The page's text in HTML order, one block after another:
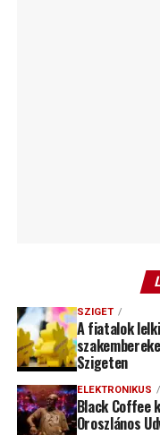
SZIGET
A fiatalok
Szigeten
ELEKTRONIKUS
Black Coffee
Oroszlános